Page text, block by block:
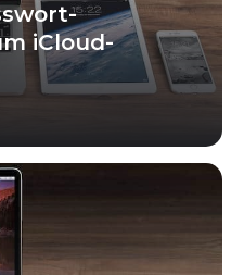
iCloud-